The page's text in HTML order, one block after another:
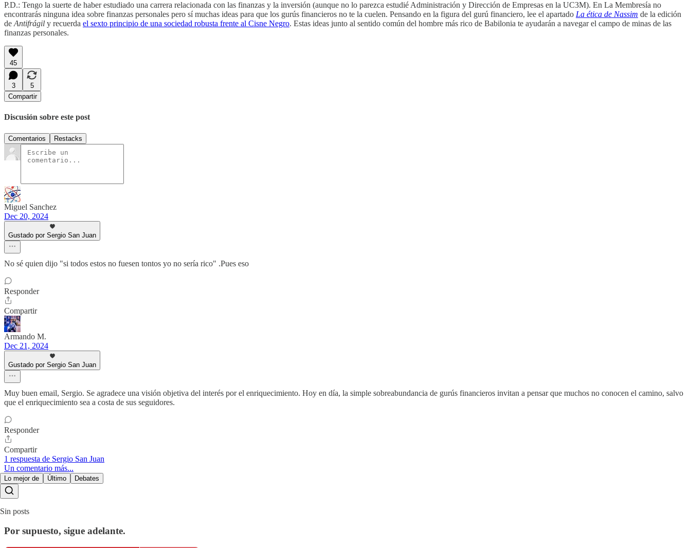
P.D.: Tengo la suerte de haber estudiado una carrera relacionada con las finanzas y la inversión (aunque no lo parezca estudié Administración y Dirección de Empresas en la UC3M). En La Membresía no
encontrarás ninguna idea sobre finanzas personales pero sí muchas ideas para que los gurús financieros no te la cuelen. Pensando en la figura del gurú financiero, lee el apartado La ética de Nassim de la edición
de Antifrágil y recuerda el sexto principio de una sociedad robusta frente al Cisne Negro. Estas ideas junto al sentido común del hombre más rico de Babilonia te ayudarán a navegar el campo de minas de las
finanzas personales.
45
3
5
Compartir
Discusión sobre este post
Comentarios Restacks
Miguel Sanchez
Dec 20, 2024
Gustado por Sergio San Juan
No sé quien dijo "si todos estos no fuesen tontos yo no sería rico" .Pues eso
Responder
Compartir
Armando M.
Dec 21, 2024
Gustado por Sergio San Juan
Muy buen email, Sergio. Se agradece una visión objetiva del interés por el enriquecimiento. Hoy en día, la simple sobreabundancia de gurús financieros invitan a pensar que muchos no conocen el camino, salvo
que el enriquecimiento sea a costa de sus seguidores.
Responder
Compartir
1 respuesta de Sergio San Juan
Un comentario más...
Lo mejor de Último Debates
Sin posts
Por supuesto, sigue adelante.